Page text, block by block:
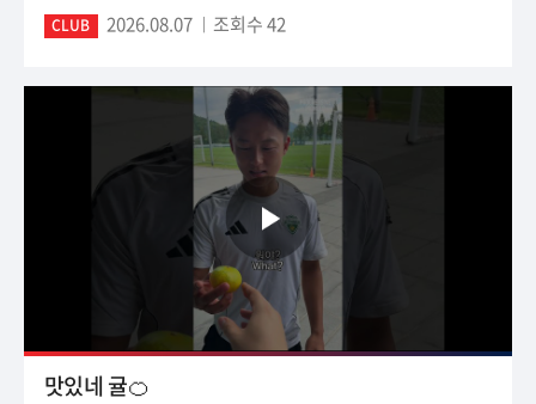
CLUB 2026.08.07 조회수 42
맛있네 귤🍊